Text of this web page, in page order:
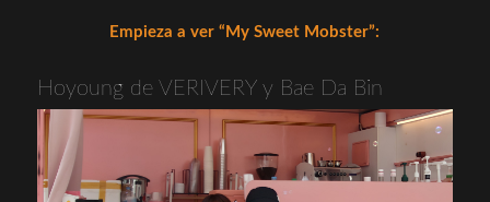
Empieza a ver “My Sweet Mobster”:
Hoyoung de VERIVERY y Bae Da Bin